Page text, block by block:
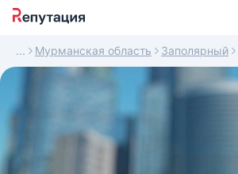
Мурманская область Заполярный